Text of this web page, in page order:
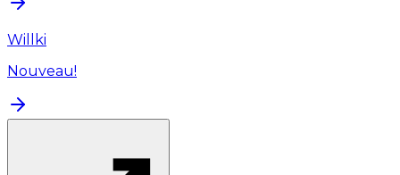
Willki
Nouveau!